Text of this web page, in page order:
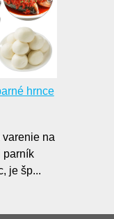
hrnce
na
parník
je šp...